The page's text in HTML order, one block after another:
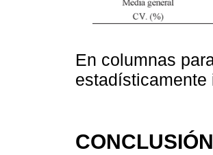
En columnas
estadísticamente
CONCLUSIÓN